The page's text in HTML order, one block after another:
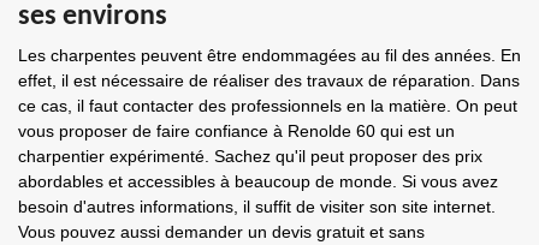
ses environs
Les charpentes peuvent être endommagées au fil des années. En
effet, il est nécessaire de réaliser des travaux de réparation. Dans
ce cas, il faut contacter des professionnels en la matière. On peut
vous proposer de faire confiance à Renolde 60 qui est un
charpentier expérimenté. Sachez qu'il peut proposer des prix
abordables et accessibles à beaucoup de monde. Si vous avez
besoin d'autres informations, il suffit de visiter son site internet.
Vous pouvez aussi demander un devis gratuit et sans